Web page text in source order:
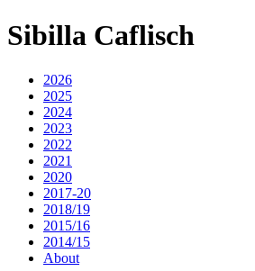
Sibilla Caflisch
2026
2025
2024
2023
2022
2021
2020
2017-20
2018/19
2015/16
2014/15
About